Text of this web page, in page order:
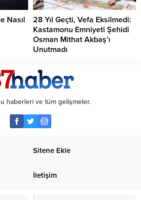
Nasıl
28 Yıl Geçti, Vefa Eksilmedi:
Kastamonu Emniyeti Şehidi
Osman Mithat Akbaş’ı
Unutmadı
haberleri ve tüm gelişmeler.
Sitene Ekle
İletişim